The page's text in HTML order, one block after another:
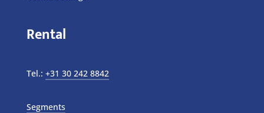
Rental
Tel.: +31 30 242 8842
Segments